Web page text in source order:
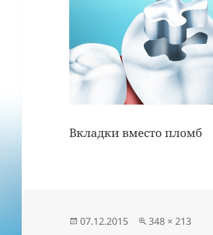
Вкладки вместо пломб
Опубліковано
07.12.2015
Повний
348 × 213